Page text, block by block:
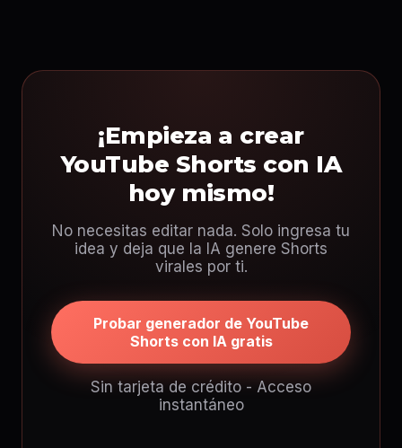
¡Empieza a crear
YouTube Shorts con IA
hoy mismo!
No necesitas editar nada. Solo ingresa tu
idea y deja que la IA genere Shorts
virales por ti.
Probar generador de YouTube
Shorts con IA gratis
Sin tarjeta de crédito - Acceso
instantáneo